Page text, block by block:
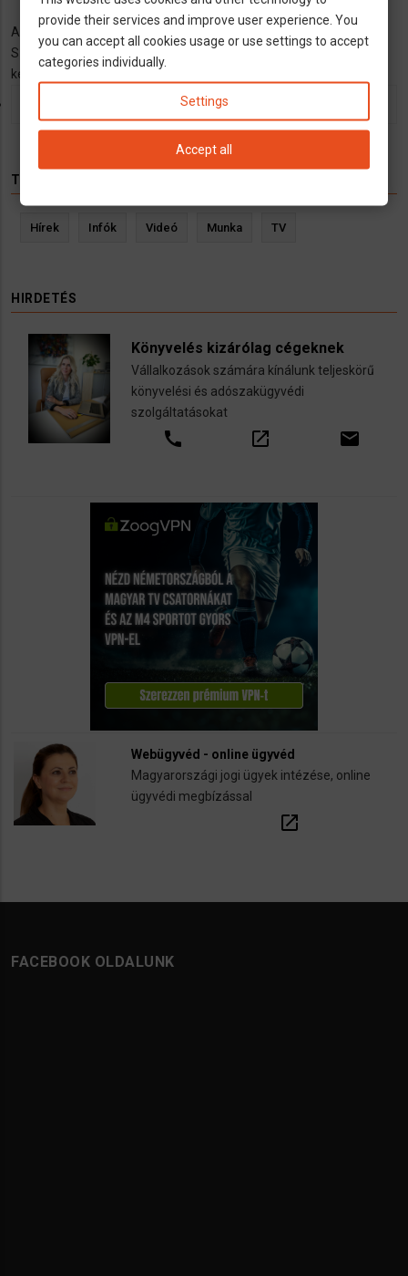
A hozzászóláshoz és bejelentkezés
Szintén Bad C. a Wilhelmsplatz emeletén lévő EURO-s bolt. Ide is
keresnek embert, ide talán csak kisegítőt.
TÉMÁK
Hírek Infók Videó Munka TV
HIRDETÉS
Könyvelés kizárólag cégeknek
Vállalkozások számára kínálunk teljeskörű
könyvelési és adószakügyvédi
szolgáltatásokat
call open_in_new email
Webügyvéd - online ügyvéd
Magyarországi jogi ügyek intézése, online
ügyvédi megbízással
open_in_new
FACEBOOK OLDALUNK
provide their services and improve user experience. You
you can accept all cookies usage or use settings to accept
categories individually.
Settings
Accept all